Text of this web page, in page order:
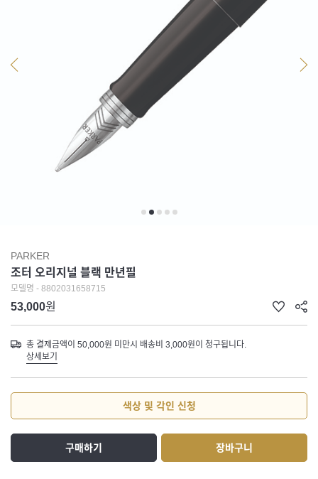
PARKER
조터 오리지널 블랙 만년필
모델명 - 8802031658715
53,000원
총 결제금액이 50,000원 미만시 배송비 3,000원이 청구됩니다.
상세보기
색상 및 각인 신청
구매하기 장바구니